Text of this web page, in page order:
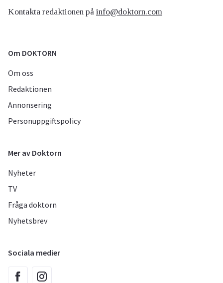
Kontakta redaktionen på info@doktorn.com
Om DOKTORN
Om oss
Redaktionen
Annonsering
Personuppgiftspolicy
Mer av Doktorn
Nyheter
TV
Fråga doktorn
Nyhetsbrev
Sociala medier